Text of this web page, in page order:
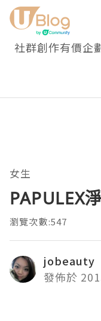
社群創作有價企
女生
PAPULEX
瀏覽次數:547
jobeauty
發佈於